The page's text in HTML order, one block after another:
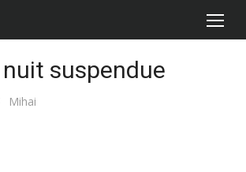
suspendue
Author
Mihai